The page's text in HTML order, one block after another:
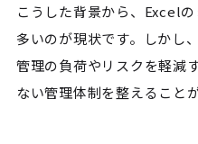
こうした背景から、Excel
多いのが現状です。しかし
管理の負荷やリスクを軽減
ない管理体制を整えること